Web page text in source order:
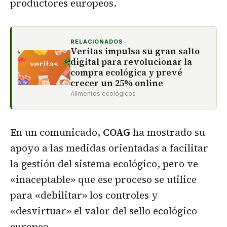
productores europeos.
RELACIONADOS
Veritas impulsa su gran salto
digital para revolucionar la
compra ecológica y prevé
crecer un 25% online
Alimentos ecológicos
En un comunicado, COAGha mostrado su
apoyo a las medidas orientadas a facilitar
la gestión del sistema ecológico, pero ve
«inaceptable» que ese proceso se utilice
para «debilitar» los controles y
«desvirtuar» el valor del sello ecológico